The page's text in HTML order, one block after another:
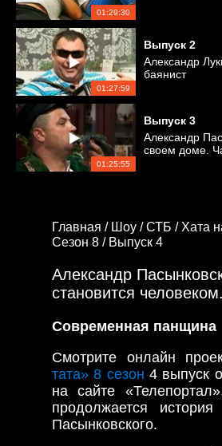
01:29:30
01:27:59
Выпуск 2
Александр
баянист
01:25:55
Выпуск 3
Александр
своем доме.
Главная / Шоу /СТБ / Хата
Сезон 8 / Выпуск 4
Александр
становится
Современная панщина
Смотрите онлайн
тата» 8 сезон 4 выпуск
на сайте
продолжается история
Пасынковского.